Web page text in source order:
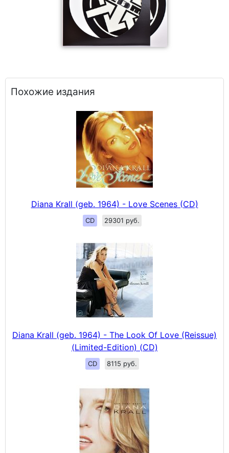
Похожие издания
Diana Krall (geb. 1964) - Love Scenes (CD)
CD 29301 руб.
Diana Krall (geb. 1964) - The Look Of Love (Reissue)
(Limited-Edition) (CD)
CD 8115 руб.